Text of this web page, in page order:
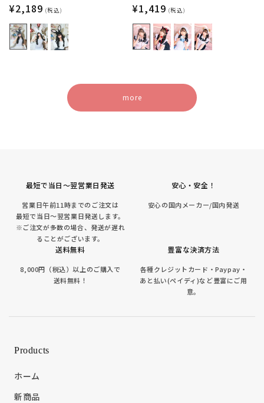
ック【クリアストーン】
通
常
価
格
¥2,189 (税込)
ぎ/くま【クリアストーン】
通
常
価
格
¥1,419 (税込)
more
最短で当日～翌営業日発送
営業日午前11時までのご注文は
最短で当日～翌営業日発送します。
※ご注文が多数の場合、発送が遅れ
ることがございます。
安心・安全！
安心の国内メーカー/国内発送
送料無料
8,000円（税込）以上のご購入で
送料無料！
豊富な決済方法
各種クレジットカード・Paypay・
あと払い(ペイディ)など豊富にご用
意。
Products
ホーム
新商品